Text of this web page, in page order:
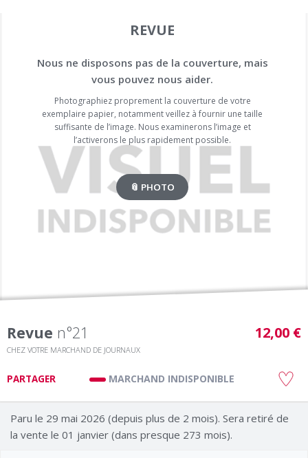
REVUE
Nous ne disposons pas de la couverture, mais
vous pouvez nous aider.
Photographiez proprement la couverture de votre
exemplaire papier, notamment veillez à fournir une taille
suffisante de l’image. Nous examinerons l’image et
l’activerons le plus rapidement possible.
📎 PHOTO
Revue n°21
CHEZ VOTRE MARCHAND DE JOURNAUX
12,00 €
PARTAGER MARCHAND INDISPONIBLE
Paru le 29 mai 2026 (depuis plus de 2 mois). Sera retiré de
la vente le 01 janvier (dans presque 273 mois).